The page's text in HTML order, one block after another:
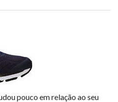
pouco em relação ao seu